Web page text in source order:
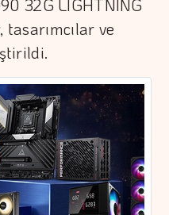
32G LIGHTNING
ve